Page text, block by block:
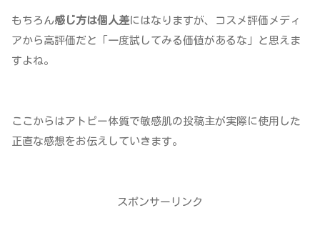
もちろん感じ方は個人差にはなりますが、コスメ評価メディ
アから高評価だと「一度試してみる価値があるな」と思えま
すよね。
ここからはアトピー体質で敏感肌の投稿主が実際に使用した
正直な感想をお伝えしていきます。
スポンサーリンク